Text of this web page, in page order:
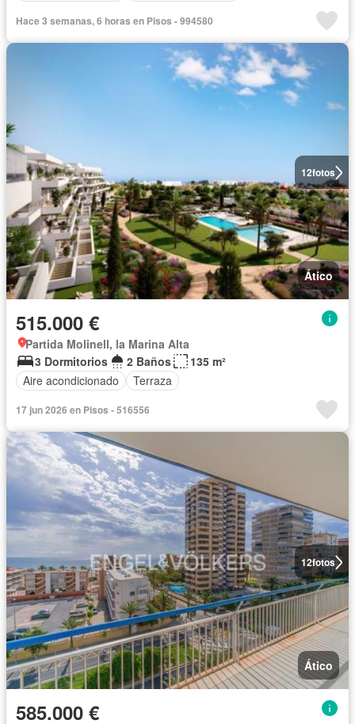
Hace 3 semanas, 6 horas en Pisos - 994580
12fotos
Ático
515.000 €
Partida Molinell, la Marina Alta
3 Dormitorios
2 Baños
135 m²
Aire acondicionado
Terraza
17 jun 2026 en Pisos - 516556
12fotos
Ático
585.000 €